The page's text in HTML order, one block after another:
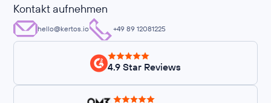
Kontakt aufnehmen
hello@kertos.io +49 89 12081225
4.9 Star Reviews